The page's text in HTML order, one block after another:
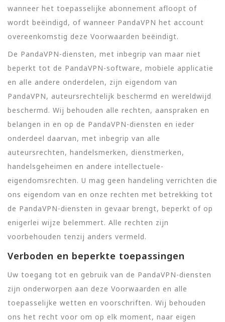
wanneer het toepasselijke abonnement afloopt of
wordt beëindigd, of wanneer PandaVPN het account
overeenkomstig deze Voorwaarden beëindigt.
De PandaVPN-diensten, met inbegrip van maar niet
beperkt tot de PandaVPN-software, mobiele applicatie
en alle andere onderdelen, zijn eigendom van
PandaVPN, auteursrechtelijk beschermd en wereldwijd
beschermd. Wij behouden alle rechten, aanspraken en
belangen in en op de PandaVPN-diensten en ieder
onderdeel daarvan, met inbegrip van alle
auteursrechten, handelsmerken, dienstmerken,
handelsgeheimen en andere intellectuele-
eigendomsrechten. U mag geen handeling verrichten die
ons eigendom van en onze rechten met betrekking tot
de PandaVPN-diensten in gevaar brengt, beperkt of op
enigerlei wijze belemmert. Alle rechten zijn
voorbehouden tenzij anders vermeld.
Verboden en beperkte toepassingen
Uw toegang tot en gebruik van de PandaVPN-diensten
zijn onderworpen aan deze Voorwaarden en alle
toepasselijke wetten en voorschriften. Wij behouden
ons het recht voor om op elk moment, naar eigen